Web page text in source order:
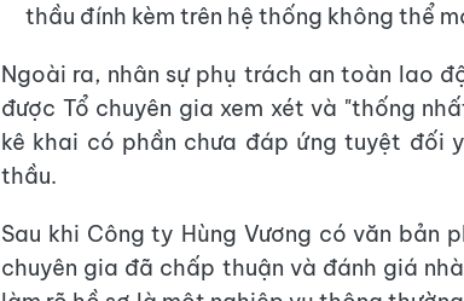
thầu đính kèm trên hệ thống không thể
Ngoài ra, nhân sự phụ trách an toàn lao
được Tổ chuyên gia xem xét và "thống
kê khai có phần chưa đáp ứng tuyệt đối
thầu.
Sau khi Công ty Hùng Vương có văn bản
chuyên gia đã chấp thuận và đánh giá